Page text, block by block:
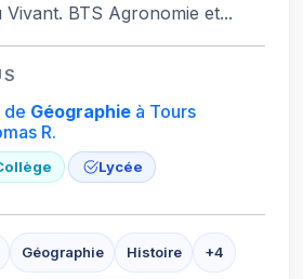
BTS Agronomie et...
de Géographieà Tours
R.
Lycée
Géographie Histoire +4